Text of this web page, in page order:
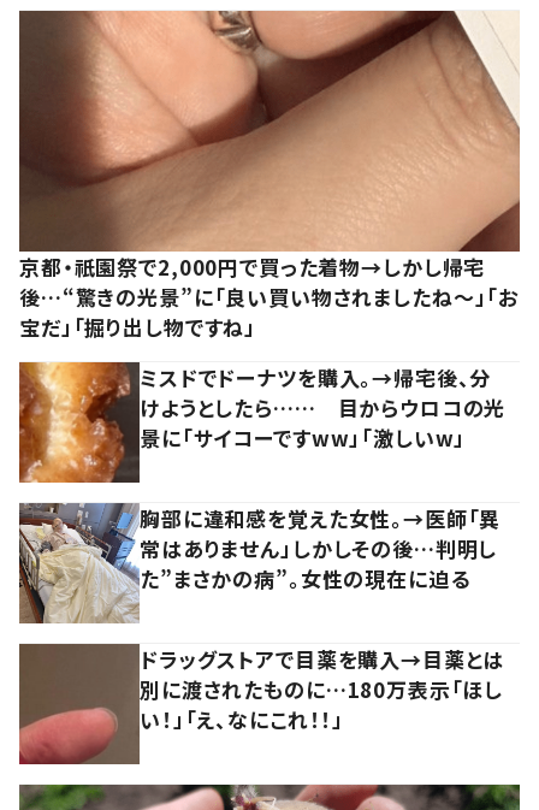
京都・祇園祭で2,000円で買った着物→しかし帰宅
後…“驚きの光景”に「良い買い物されましたね～」「お
宝だ」「掘り出し物ですね」
ミスドでドーナツを購入。→帰宅後、分
けようとしたら…… 目からウロコの光
景に「サイコーですww」「激しいw」
胸部に違和感を覚えた女性。→医師「異
常はありません」しかしその後…判明し
た”まさかの病”。女性の現在に迫る
ドラッグストアで目薬を購入→目薬とは
別に渡されたものに…180万表示「ほし
い！」「え、なにこれ！！」